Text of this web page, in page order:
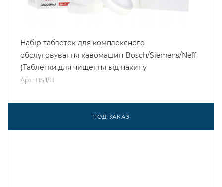
Набір таблеток для комплексного
обслуговування кавомашин Bosch/Siemens/Neff
(Таблетки для чищення від накипу
Арт.: BS 1/H
ПОД ЗАКАЗ